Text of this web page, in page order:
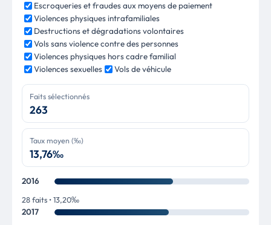
Escroqueries et fraudes aux moyens de paiement
Violences physiques intrafamiliales
Destructions et dégradations volontaires
Vols sans violence contre des personnes
Violences physiques hors cadre familial
Violences sexuelles
Vols de véhicule
Faits sélectionnés
263
Taux moyen (‰)
13,76‰
2016
28 faits • 13,20‰
2017